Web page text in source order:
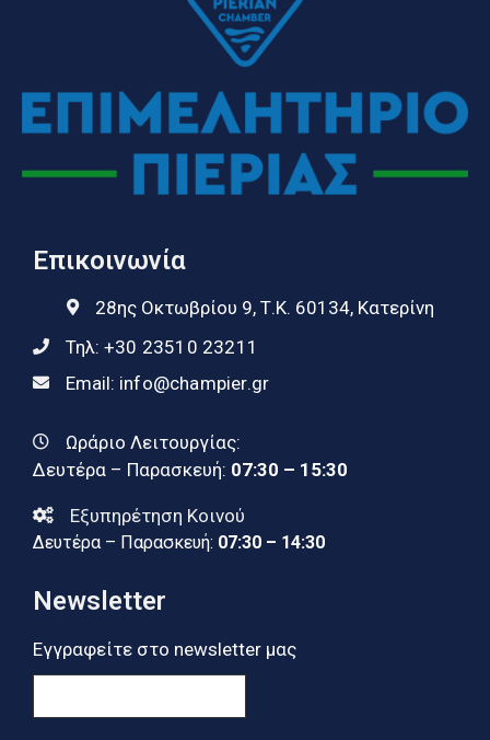
Επικοινωνία
28ης Οκτωβρίου 9, Τ.Κ. 60134, Κατερίνη
Τηλ: +30 23510 23211
Email: info@champier.gr
Ωράριο Λειτουργίας:
Δευτέρα – Παρασκευή: 07:30 – 15:30
Εξυπηρέτηση Κοινού
Δευτέρα – Παρασκευή: 07:30 – 14:30
Newsletter
Εγγραφείτε στο newsletter μας